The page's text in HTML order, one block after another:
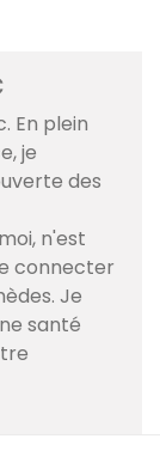
En plein
je
des
n'est
connecter
Je
santé